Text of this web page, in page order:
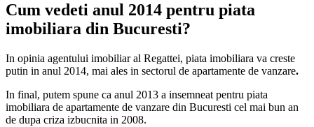
Cum vedeti anul 2014 pentru piata
imobiliara din Bucuresti?
In opinia agentului imobiliar al Regattei, piata imobiliara va creste
putin in anul 2014, mai ales in sectorul de apartamente de vanzare.
In final, putem spune ca anul 2013 a insemneat pentru piata
imobiliara de apartamente de vanzare din Bucuresti cel mai bun an
de dupa criza izbucnita in 2008.